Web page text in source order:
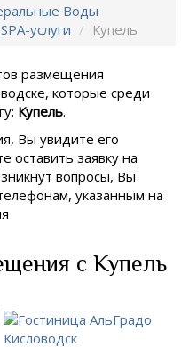
Воды
SPA-услуги Купель
размещения
которые среди
Купель.
Вы увидите его
оставить заявку на
вопросы, Вы
указанным на
с Купель